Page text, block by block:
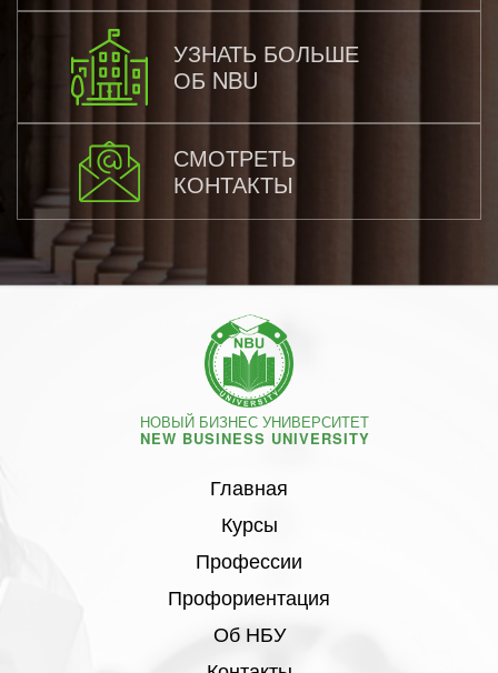
УЗНАТЬ БОЛЬШЕ
ОБ NBU
СМОТРЕТЬ
КОНТАКТЫ
НОВЫЙ БИЗНЕС УНИВЕРСИТЕТ
NEW BUSINESS UNIVERSITY
Главная
Курсы
Профессии
Профориентация
Об НБУ